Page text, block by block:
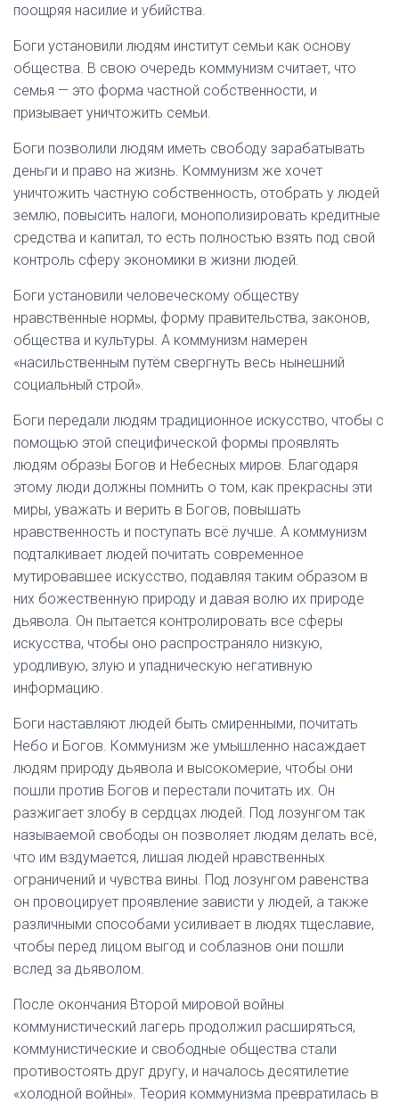
поощряя насилие и убийства.
Боги установили людям институт семьи как основу
общества. В свою очередь коммунизм считает, что
семья — это форма частной собственности, и
призывает уничтожить семьи.
Боги позволили людям иметь свободу зарабатывать
деньги и право на жизнь. Коммунизм же хочет
уничтожить частную собственность, отобрать у людей
землю, повысить налоги, монополизировать кредитные
средства и капитал, то есть полностью взять под свой
контроль сферу экономики в жизни людей.
Боги установили человеческому обществу
нравственные нормы, форму правительства, законов,
общества и культуры. А коммунизм намерен
«насильственным путём свергнуть весь нынешний
социальный строй».
Боги передали людям традиционное искусство, чтобы с
помощью этой специфической формы проявлять
людям образы Богов и Небесных миров. Благодаря
этому люди должны помнить о том, как прекрасны эти
миры, уважать и верить в Богов, повышать
нравственность и поступать всё лучше. А коммунизм
подталкивает людей почитать современное
мутировавшее искусство, подавляя таким образом в
них божественную природу и давая волю их природе
дьявола. Он пытается контролировать все сферы
искусства, чтобы оно распространяло низкую,
уродливую, злую и упадническую негативную
информацию.
Боги наставляют людей быть смиренными, почитать
Небо и Богов. Коммунизм же умышленно насаждает
людям природу дьявола и высокомерие, чтобы они
пошли против Богов и перестали почитать их. Он
разжигает злобу в сердцах людей. Под лозунгом так
называемой свободы он позволяет людям делать всё,
что им вздумается, лишая людей нравственных
ограничений и чувства вины. Под лозунгом равенства
он провоцирует проявление зависти у людей, а также
различными способами усиливает в людях тщеславие,
чтобы перед лицом выгод и соблазнов они пошли
вслед за дьяволом.
После окончания Второй мировой войны
коммунистический лагерь продолжил расширяться,
коммунистические и свободные общества стали
противостоять друг другу, и началось десятилетие
«холодной войны». Теория коммунизма превратилась в